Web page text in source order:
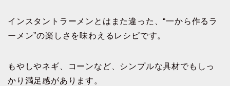
インスタントラーメンとはまた違った、“一から作るラ
ーメン”の楽しさを味わえるレシピです。
もやしやネギ、コーンなど、シンプルな具材でもしっ
かり満足感があります。